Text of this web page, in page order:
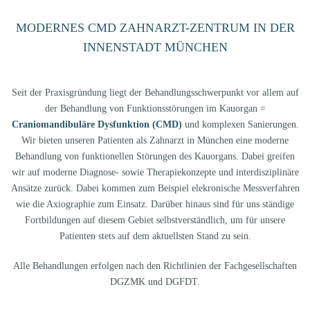
MODERNES CMD ZAHNARZT-ZENTRUM IN DER
INNENSTADT MÜNCHEN
Seit der Praxisgründung liegt der Behandlungsschwerpunkt vor allem auf
der Behandlung von Funktionsstörungen im Kauorgan =
Craniomandibuläre Dysfunktion (CMD) und komplexen Sanierungen.
Wir bieten unseren Patienten als Zahnarzt in München eine moderne
Behandlung von funktionellen Störungen des Kauorgans. Dabei greifen
wir auf moderne Diagnose- sowie Therapiekonzepte und interdisziplinäre
Ansätze zurück. Dabei kommen zum Beispiel elekronische Messverfahren
wie die Axiographie zum Einsatz. Darüber hinaus sind für uns ständige
Fortbildungen auf diesem Gebiet selbstverständlich, um für unsere
Patienten stets auf dem aktuellsten Stand zu sein.
Alle Behandlungen erfolgen nach den Richtlinien der Fachgesellschaften
DGZMK und DGFDT.